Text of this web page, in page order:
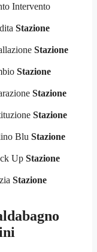
Intervento
Stazione
Stazione
Stazione
Stazione
Stazione
Blu Stazione
Up Stazione
Stazione